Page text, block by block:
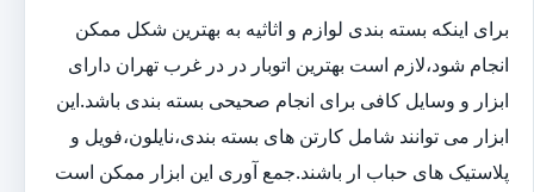
برای اینکه بسته بندی لوازم و اثاثیه به بهترین شکل ممکن
انجام شود،لازم است بهترین اتوبار در در غرب تهران دارای
ابزار و وسایل کافی برای انجام صحیحی بسته بندی باشد.این
ابزار می توانند شامل کارتن های بسته بندی،نایلون،فویل و
پلاستیک های حباب ار باشند.جمع آوری این ابزار ممکن است